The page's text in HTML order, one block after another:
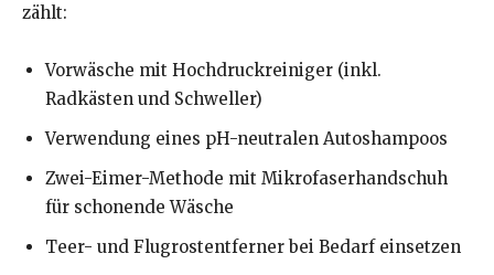
zählt:
Vorwäsche mit Hochdruckreiniger (inkl.
Radkästen und Schweller)
Verwendung eines pH-neutralen Autoshampoos
Zwei-Eimer-Methode mit Mikrofaserhandschuh
für schonende Wäsche
Teer- und Flugrostentferner bei Bedarf einsetzen